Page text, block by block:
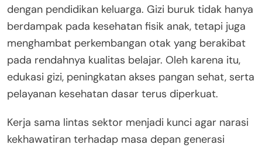
dengan pendidikan keluarga. Gizi buruk tidak hanya
berdampak pada kesehatan fisik anak, tetapi juga
menghambat perkembangan otak yang berakibat
pada rendahnya kualitas belajar. Oleh karena itu,
edukasi gizi, peningkatan akses pangan sehat, serta
pelayanan kesehatan dasar terus diperkuat.
Kerja sama lintas sektor menjadi kunci agar narasi
kekhawatiran terhadap masa depan generasi